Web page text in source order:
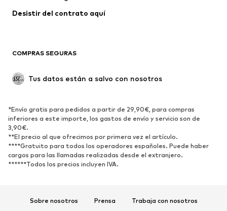
Ropa de baño
Nuevo
Tendencia
Zapatos bajos
Zapatos deportivos
Zapatos abiertos
DEPORTE
Ropa deportiva
Disciplinas deportivas
Complementos deportivos
Desistir del contrato aquí
COMPRAS SEGURAS
Tus datos están a salvo con nosotros
*Envío gratis para pedidos a partir de 29,90€, para compras
inferiores a este importe, los gastos de envío y servicio son de
3,90€.
**El precio al que ofrecimos por primera vez el artículo.
****Gratuito para todos los operadores españoles. Puede haber
cargos para las llamadas realizadas desde el extranjero.
******Todos los precios incluyen IVA.
Sobre nosotros Prensa
Trabaja con nosotros